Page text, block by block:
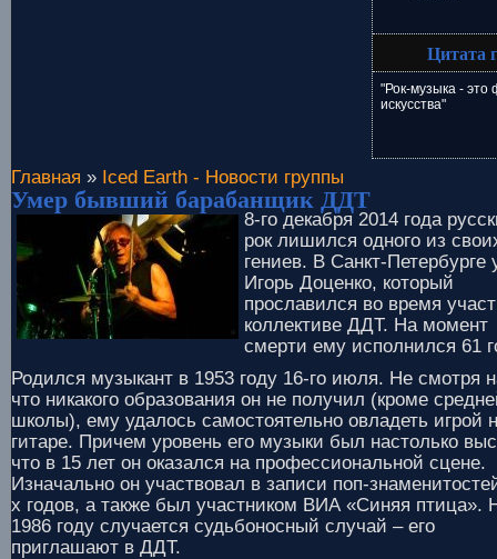
Цитата
"Рок-музыка - это
искусства"
Главная » Iced Earth - Новости группы
Умер бывший барабанщик ДДТ
8-го декабря 2014 года
рок лишился одного из
гениев. В Санкт-Петербурге
Игорь Доценко, который
прославился во время
коллективе ДДТ. На момент
смерти ему исполнился 61
Родился музыкант в 1953 году 16-го июля. Не смотря
что никакого образования он не получил (кроме
школы), ему удалось самостоятельно овладеть игрой
гитаре. Причем уровень его музыки был настолько
что в 15 лет он оказался на профессиональной сцене.
Изначально он участвовал в записи поп-
х годов, а также был участником ВИА «Синяя птица».
1986 году случается судьбоносный случай – его
приглашают в ДДТ.